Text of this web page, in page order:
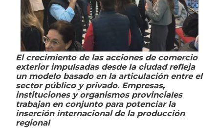
El crecimiento de las acciones de comercio
exterior impulsadas desde la ciudad refleja
un modelo basado en la articulación entre el
sector público y privado. Empresas,
instituciones y organismos provinciales
trabajan en conjunto para potenciar la
inserción internacional de la producción
regional